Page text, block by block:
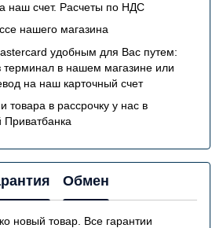
наш счет. Расчеты по НДС
нашего магазина
удобным для Вас путем:
терминал в нашем магазине или
на наш карточный счет
в рассрочку у нас в
Приватбанка
Обмен
новый товар. Все гарантии